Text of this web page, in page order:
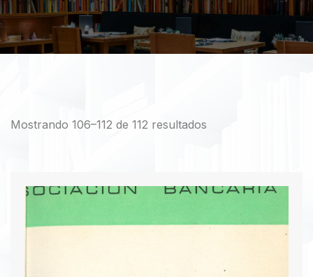
Mostrando 106–112 de 112 resultados